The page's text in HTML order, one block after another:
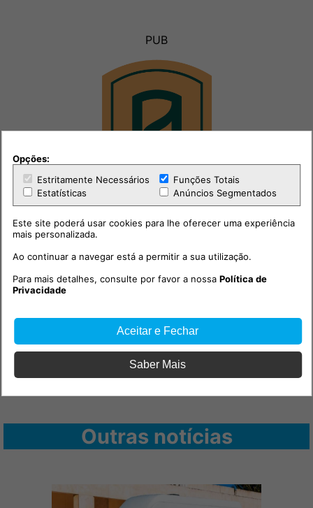
PUB
Outras notícias
Opções:
Estritamente Necessários
Funções Totais
Estatísticas
Anúncios Segmentados
Este site poderá usar cookies para lhe oferecer uma experiência
mais personalizada.
Ao continuar a navegar está a permitir a sua utilização.
Para mais detalhes, consulte por favor a nossaPolítica de
Privacidade
Aceitar e Fechar
Saber Mais